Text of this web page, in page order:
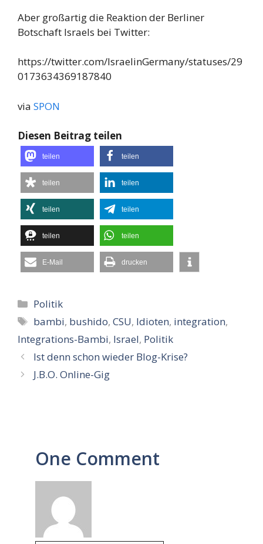
Aber großartig die Reaktion der Berliner
Botschaft Israels bei Twitter:
https://twitter.com/IsraelinGermany/statuses/29
0173634369187840
via SPON
Diesen Beitrag teilen
teilen teilen
teilen teilen
teilen teilen
teilen teilen
E-Mail drucken
Kategorien
Politik
Schlagwörter
bambi, bushido,CSU, Idioten, integration,
Integrations-Bambi, Israel, Politik
Ist denn schon wieder Blog-Krise?
J.B.O. Online-Gig
One Comment